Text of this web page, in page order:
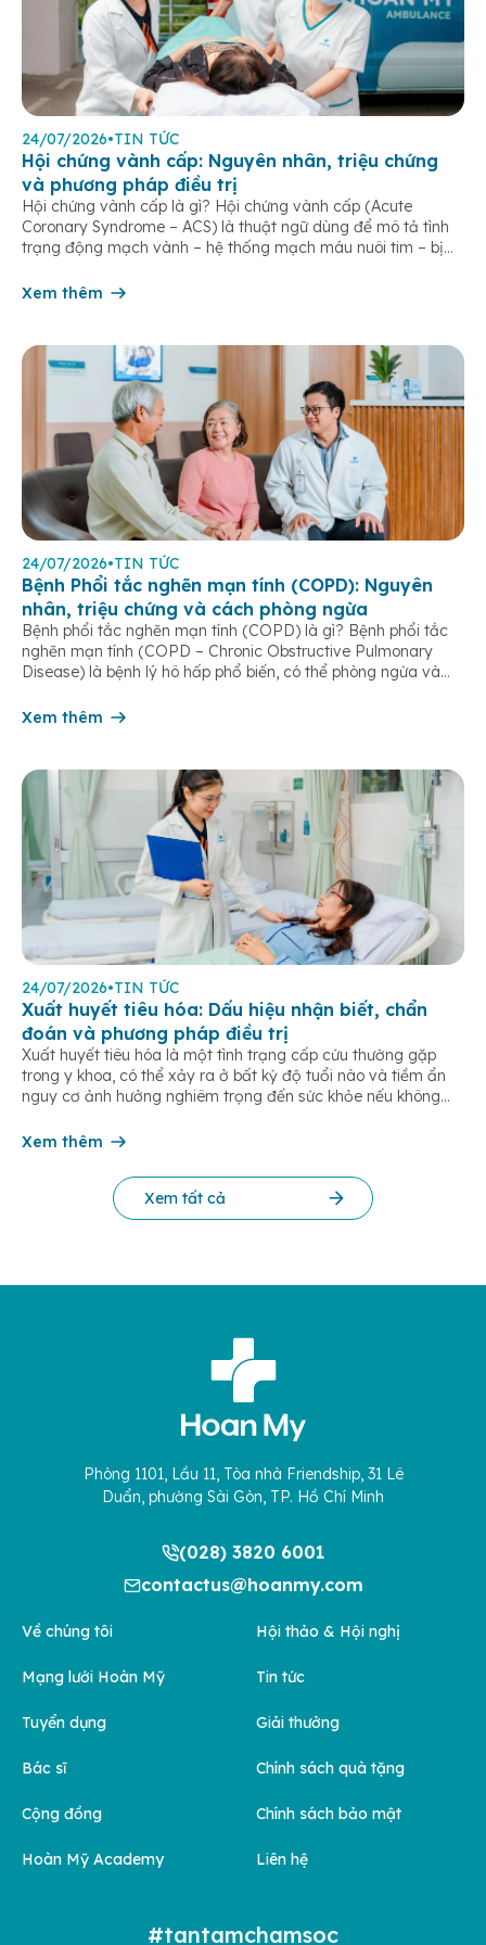
24/07/2026•TIN TỨC
Hội chứng vành cấp: Nguyên nhân, triệu chứng
và phương pháp điều trị
Hội chứng vành cấp là gì? Hội chứng vành cấp (Acute
Coronary Syndrome – ACS) là thuật ngữ dùng để mô tả tình
trạng động mạch vành – hệ thống mạch máu nuôi tim – bị
đến cơ tim giảm hoặc ngừng đột ngột. […]
Xem thêm
24/07/2026•TIN TỨC
Bệnh Phổi tắc nghẽn mạn tính (COPD): Nguyên
nhân, triệu chứng và cách phòng ngừa
Bệnh phổi tắc nghẽn mạn tính (COPD) là gì? Bệnh phổi tắc
nghẽn mạn tính (COPD – Chronic Obstructive Pulmonary
Disease) là bệnh lý hô hấp phổ biến, có thể phòng ngừa và
chứng hô hấp mạn tính như khó thở, ho […]
Xem thêm
24/07/2026•TIN TỨC
Xuất huyết tiêu hóa: Dấu hiệu nhận biết, chẩn
đoán và phương pháp điều trị
Xuất huyết tiêu hóa là một tình trạng cấp cứu thường gặp
trong y khoa, có thể xảy ra ở bất kỳ độ tuổi nào và tiềm ẩn
nguy cơ ảnh hưởng nghiêm trọng đến sức khỏe nếu không
hiểu rõ […]
Xem thêm
Xem tất cả
Phòng 1101, Lầu 11, Tòa nhà Friendship, 31 Lê
Duẩn, phường Sài Gòn, TP. Hồ Chí Minh
(028) 3820 6001
contactus@hoanmy.com
Về chúng tôi
Mạng lưới Hoàn Mỹ
Tuyển dụng
Bác sĩ
Cộng đồng
Hoàn Mỹ Academy
Hội thảo & Hội nghị
Tin tức
Giải thưởng
Chính sách quà tặng
Chính sách bảo mật
Liên hệ
#tantamchamsoc